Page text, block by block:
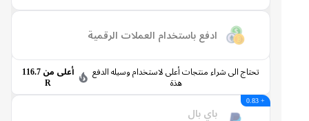
ادفع باستخدام العملات الرقمية
تحتاج الى شراء منتجات أعلى لاستخدام وسيله الدفع
أعلى من 116.7
باي بال